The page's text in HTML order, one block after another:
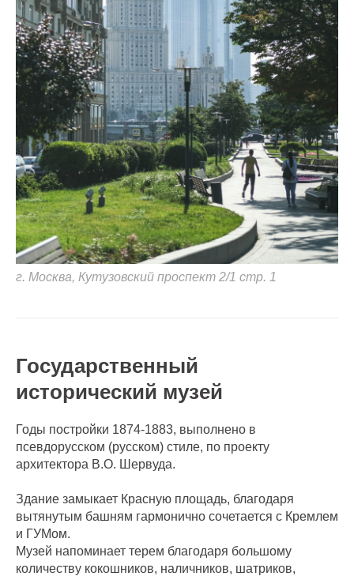
г. Москва, Кутузовский проспект 2/1 стр. 1
Государственный
исторический музей
Годы постройки 1874-1883, выполнено в
псевдорусском (русском) стиле, по проекту
архитектора В.О. Шервуда.
Здание замыкает Красную площадь, благодаря
вытянутым башням гармонично сочетается с Кремлем
и ГУМом.
Музей напоминает терем благодаря большому
количеству кокошников, наличников, шатриков,